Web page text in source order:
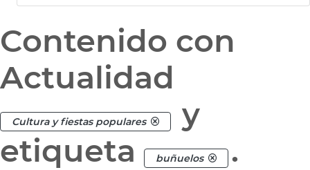
Contenido con
Actualidad
Cultura y fiestas populares
y
etiqueta
buñuelos .